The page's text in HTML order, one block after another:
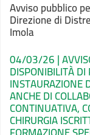
Avviso pubblico
Direzione di
Imola
04/03/26 |
DISPONIBILITÀ
INSTAURAZIONE
ANCHE DI
CONTINUATIVA,
CHIRURGIA